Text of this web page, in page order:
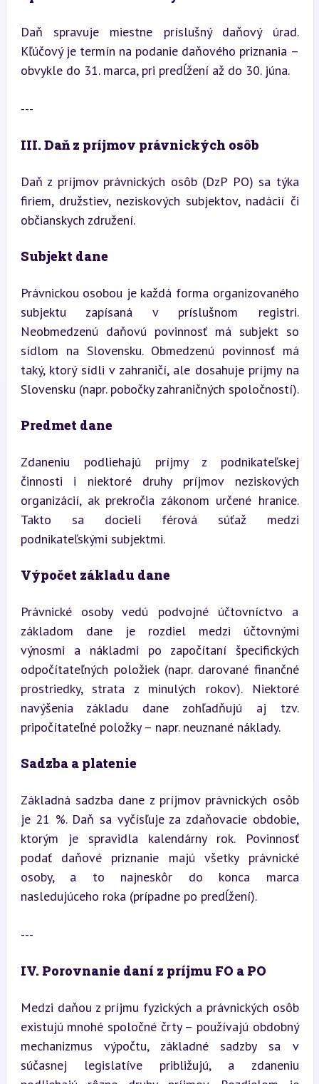
Daň spravuje miestne príslušný daňový úrad.
Kľúčový je termín na podanie daňového priznania –
obvykle do 31. marca, pri predĺžení až do 30. júna.
---
III. Daň z príjmov právnických osôb
Daň z príjmov právnických osôb (DzP PO) sa týka
firiem, družstiev, neziskových subjektov, nadácií či
občianskych združení.
Subjekt dane
Právnickou osobou je každá forma organizovaného
subjektu zapísaná v príslušnom registri.
Neobmedzenú daňovú povinnosť má subjekt so
sídlom na Slovensku. Obmedzenú povinnosť má
taký, ktorý sídli v zahraničí, ale dosahuje príjmy na
Slovensku (napr. pobočky zahraničných spoločností).
Predmet dane
Zdaneniu podliehajú príjmy z podnikateľskej
činnosti i niektoré druhy príjmov neziskových
organizácií, ak prekročia zákonom určené hranice.
Takto sa docieli férová súťaž medzi
podnikateľskými subjektmi.
Výpočet základu dane
Právnické osoby vedú podvojné účtovníctvo a
základom dane je rozdiel medzi účtovnými
výnosmi a nákladmi po započítaní špecifických
odpočítateľných položiek (napr. darované finančné
prostriedky, strata z minulých rokov). Niektoré
navýšenia základu dane zohľadňujú aj tzv.
pripočítateľné položky – napr. neuznané náklady.
Sadzba a platenie
Základná sadzba dane z príjmov právnických osôb
je 21 %. Daň sa vyčísľuje za zdaňovacie obdobie,
ktorým je spravidla kalendárny rok. Povinnosť
podať daňové priznanie majú všetky právnické
osoby, a to najneskôr do konca marca
nasledujúceho roka (prípadne po predĺžení).
---
IV. Porovnanie daní z príjmu FO a PO
Medzi daňou z príjmu fyzických a právnických osôb
existujú mnohé spoločné črty – používajú obdobný
mechanizmus výpočtu, základné sadzby sa v
súčasnej legislatíve približujú, a zdaneniu